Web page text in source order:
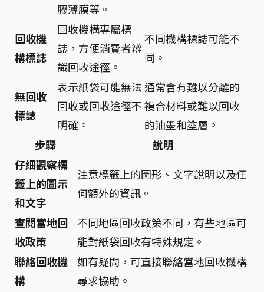
膠薄膜等。
回收機
構標誌
回收機構專屬標
誌，方便消費者辨
識回收途徑。
不同機構標誌可能不
同。
無回收
標誌
表示紙袋可能無法
回收或回收途徑不
明確。
通常含有難以分離的
複合材料或難以回收
的油墨和塗層。
步驟
說明
仔細觀察標
籤上的圖示
和文字
注意標籤上的圖形、文字說明以及任
何額外的資訊。
查閱當地回
收政策
不同地區回收政策不同，有些地區可
能對紙袋回收有特殊規定。
聯絡回收機
構
如有疑問，可直接聯絡當地回收機構
尋求協助。